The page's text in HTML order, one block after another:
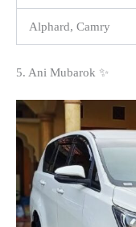
Alphard, Camry
5. Ani Mubarok ✨